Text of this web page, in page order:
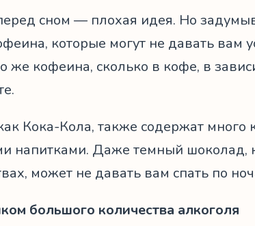
сном — плохая идея. Но
которые могут не давать вам
же кофеина, сколько в кофе, в
Кока-Кола, также содержат много
напитками. Даже темный шоколад,
может не давать вам спать по
большого количества алкоголя